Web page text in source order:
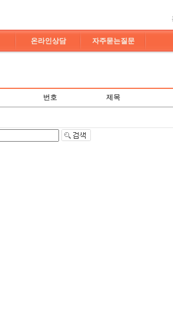
온라인상담 자주묻는질문
번호 제목